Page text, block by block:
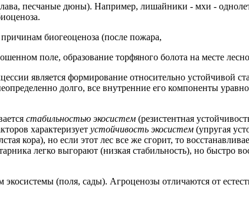
песчаные дюны). Например, лишайники - мхи -
биогеоценоза (после пожара,
поле, образование торфяного болота на месте
является формирование относительно устойчивой
долго, все внутренние его компоненты
стабильностью экосистем (резистентная
характеризует устойчивость экосистем (упругая
кора), но если этот лес все же сгорит, то
легко выгорают (низкая стабильность), но быстро
(поля, сады). Агроценозы отличаются от